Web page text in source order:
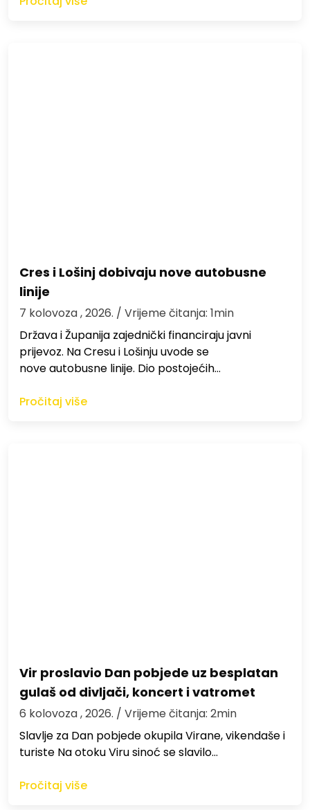
Cres i Lošinj dobivaju nove autobusne
linije
7 kolovoza , 2026. / Vrijeme čitanja: 1min
Država i Županija zajednički financiraju javni
prijevoz. Na Cresu i Lošinju uvode se
nove autobusne linije. Dio postojećih…
Pročitaj više
Vir proslavio Dan pobjede uz besplatan
gulaš od divljači, koncert i vatromet
6 kolovoza , 2026. / Vrijeme čitanja: 2min
Slavlje za Dan pobjede okupila Virane, vikendaše i
turiste Na otoku Viru sinoć se slavilo…
Pročitaj više